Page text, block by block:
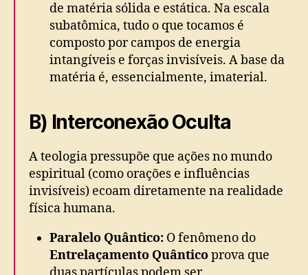
de matéria sólida e estática. Na escala
subatômica, tudo o que tocamos é
composto por campos de energia
intangíveis e forças invisíveis. A base da
matéria é, essencialmente, imaterial.
B) Interconexão Oculta
A teologia pressupõe que ações no mundo
espiritual (como orações e influências
invisíveis) ecoam diretamente na realidade
física humana.
Paralelo Quântico: O fenômeno do
Entrelaçamento Quânticoprova que